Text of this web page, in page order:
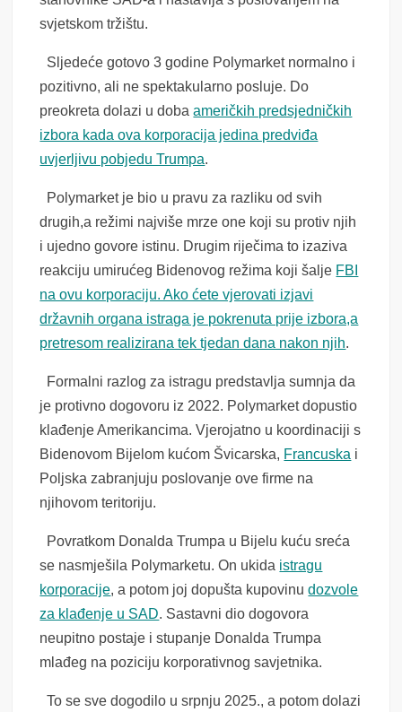
svjetskom tržištu.
Sljedeće gotovo 3 godine Polymarket normalno i
pozitivno, ali ne spektakularno posluje. Do
preokreta dolazi u dobaameričkih predsjedničkih
izbora kada ova korporacija jedina predviđa
uvjerljivu pobjedu Trumpa.
Polymarket je bio u pravu za razliku od svih
drugih,a režimi najviše mrze one koji su protiv njih
i ujedno govore istinu. Drugim riječima to izaziva
reakciju umirućeg Bidenovog režima koji šalje FBI
na ovu korporaciju. Ako ćete vjerovati izjavi
državnih organa istraga je pokrenuta prije izbora,a
pretresom realizirana tek tjedan dana nakon njih.
Formalni razlog za istragu predstavlja sumnja da
je protivno dogovoru iz 2022. Polymarket dopustio
klađenje Amerikancima. Vjerojatno u koordinaciji s
Bidenovom Bijelom kućom Švicarska, Francuska i
Poljska zabranjuju poslovanje ove firme na
njihovom teritoriju.
Povratkom Donalda Trumpa u Bijelu kuću sreća
se nasmješila Polymarketu. On ukida istragu
korporacije, a potom joj dopušta kupovinudozvole
za klađenje u SAD. Sastavni dio dogovora
neupitno postaje i stupanje Donalda Trumpa
mlađeg na poziciju korporativnog savjetnika.
To se sve dogodilo u srpnju 2025., a potom dolazi